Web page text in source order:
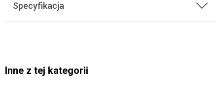
Specyfikacja
Inne z tej kategorii